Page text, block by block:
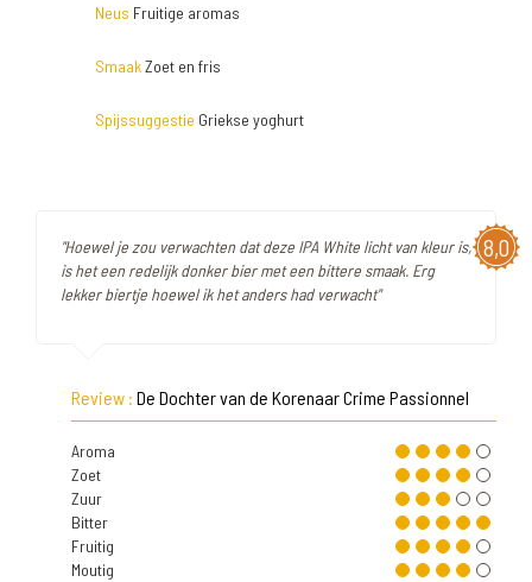
Neus Fruitige aromas
SmaakZoet en fris
Spijssuggestie Griekse yoghurt
8,0
"Hoewel je zou verwachten dat deze IPA White licht van kleur is,
is het een redelijk donker bier met een bittere smaak. Erg
lekker biertje hoewel ik het anders had verwacht"
Review : De Dochter van de Korenaar Crime Passionnel
Aroma
Zoet
Zuur
Bitter
Fruitig
Moutig